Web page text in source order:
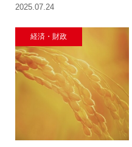
2025.07.24
経済・財政